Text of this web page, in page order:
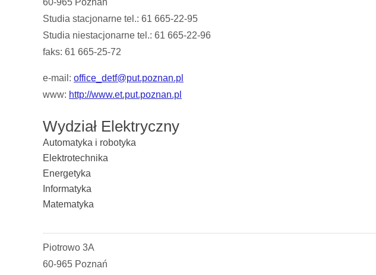
60-965 Poznań
Studia stacjonarne tel.: 61 665-22-95
Studia niestacjonarne tel.: 61 665-22-96
faks: 61 665-25-72
e-mail: office_detf@put.poznan.pl
www: http://www.et.put.poznan.pl
Wydział Elektryczny
Automatyka i robotyka
Elektrotechnika
Energetyka
Informatyka
Matematyka
Piotrowo 3A
60-965 Poznań